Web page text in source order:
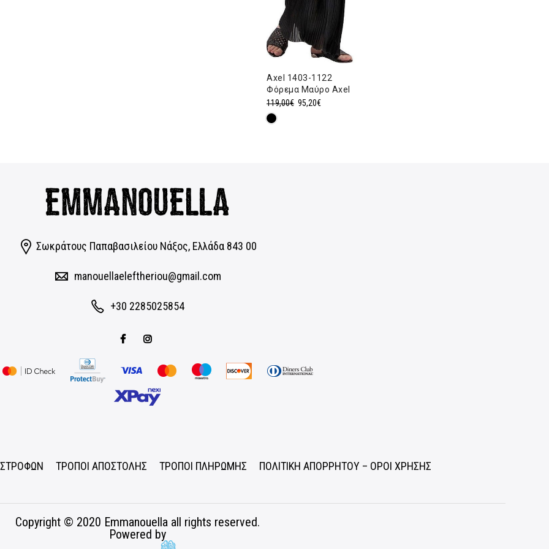
Axel 1403-1122
Φόρεμα Μαύρο Axel
119,00€ Original
95,20€Η
Σωκράτους Παπαβασιλείου Νάξος, Eλλάδα 843 00
manouellaeleftheriou@gmail.com
+30 2285025854
ΤΡΟΠΟΙ ΑΠΟΣΤΟΛΗΣ ΤΡΟΠΟΙ ΠΛΗΡΩΜΗΣ
ΠΟΛΙΤΙΚΗ ΑΠΟΡΡΗΤΟΥ – ΟΡΟΙ ΧΡΗΣΗΣ
Copyright © 2020 Emmanouellaall rights reserved.
Powered by